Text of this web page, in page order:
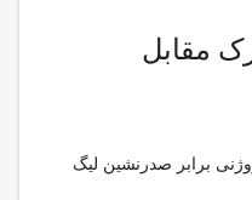
نفر ترک مقابل
برابر صدرنشین لیگ